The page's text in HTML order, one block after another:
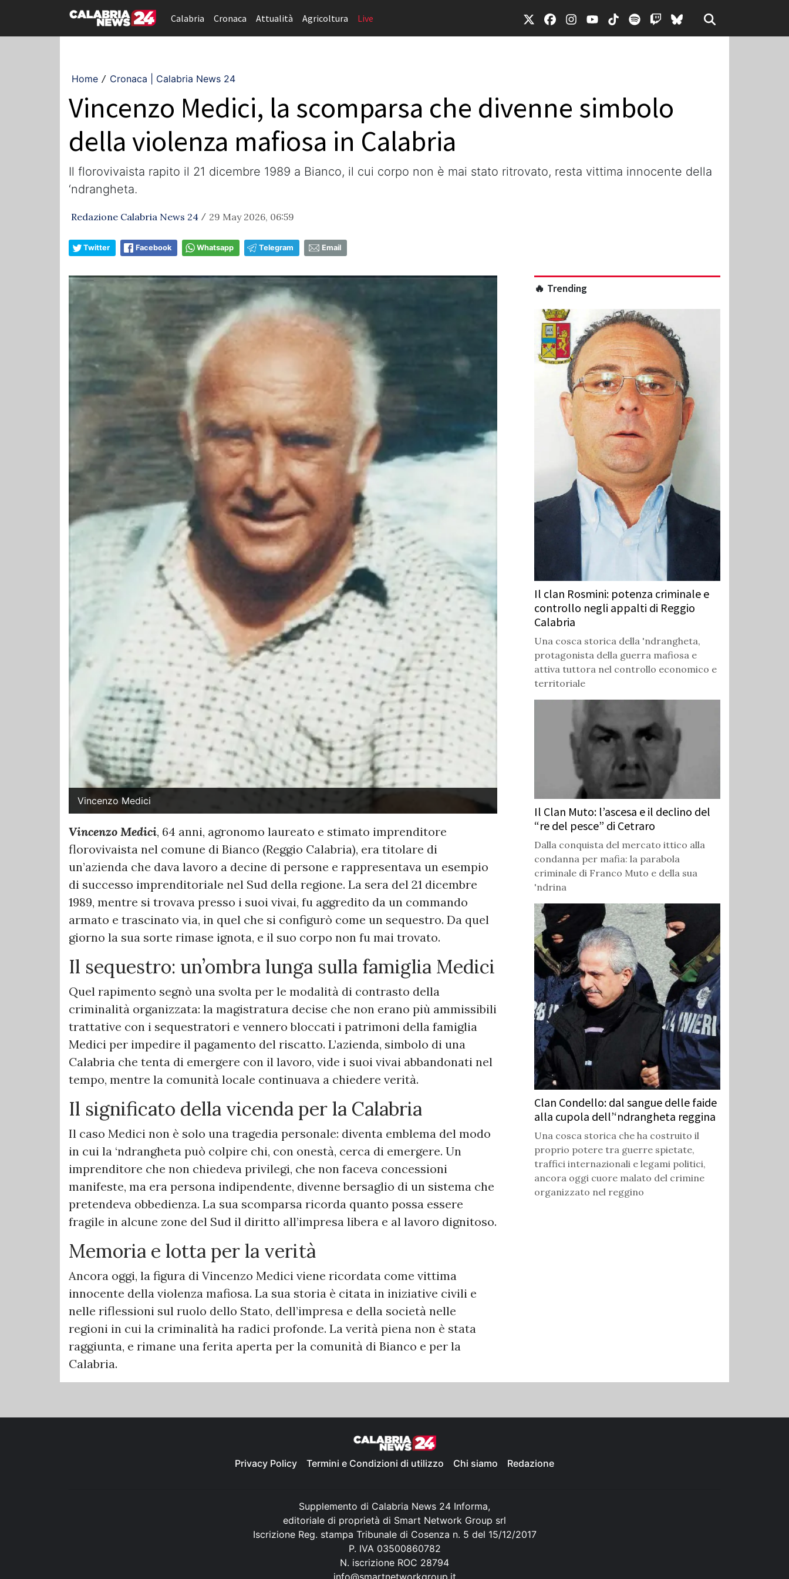
Calabria Cronaca Attualità Agricoltura Live
Home / Cronaca | Calabria News 24
Vincenzo Medici, la scomparsa che divenne simbolo
della violenza mafiosa in Calabria
Il florovivaista rapito il 21 dicembre 1989 a Bianco, il cui corpo non è mai stato ritrovato, resta vittima innocente della
‘ndrangheta.
Redazione Calabria News 24 / 29 May 2026, 06:59
Twitter Facebook Whatsapp Telegram Email
Vincenzo Medici
Vincenzo Medici, 64 anni, agronomo laureato e stimato imprenditore
florovivaista nel comune di Bianco (Reggio Calabria), era titolare di
un’azienda che dava lavoro a decine di persone e rappresentava un esempio
di successo imprenditoriale nel Sud della regione. La sera del 21 dicembre
1989, mentre si trovava presso i suoi vivai, fu aggredito da un commando
armato e trascinato via, in quel che si configurò come un sequestro. Da quel
giorno la sua sorte rimase ignota, e il suo corpo non fu mai trovato.
Il sequestro: un’ombra lunga sulla famiglia Medici
Quel rapimento segnò una svolta per le modalità di contrasto della
criminalità organizzata: la magistratura decise che non erano più ammissibili
trattative con i sequestratori e vennero bloccati i patrimoni della famiglia
Medici per impedire il pagamento del riscatto. L’azienda, simbolo di una
Calabria che tenta di emergere con il lavoro, vide i suoi vivai abbandonati nel
tempo, mentre la comunità locale continuava a chiedere verità.
Il significato della vicenda per la Calabria
Il caso Medici non è solo una tragedia personale: diventa emblema del modo
in cui la ‘ndrangheta può colpire chi, con onestà, cerca di emergere. Un
imprenditore che non chiedeva privilegi, che non faceva concessioni
manifeste, ma era persona indipendente, divenne bersaglio di un sistema che
pretendeva obbedienza. La sua scomparsa ricorda quanto possa essere
fragile in alcune zone del Sud il diritto all’impresa libera e al lavoro dignitoso.
Memoria e lotta per la verità
Ancora oggi, la figura di Vincenzo Medici viene ricordata come vittima
innocente della violenza mafiosa. La sua storia è citata in iniziative civili e
nelle riflessioni sul ruolo dello Stato, dell’impresa e della società nelle
regioni in cui la criminalità ha radici profonde. La verità piena non è stata
raggiunta, e rimane una ferita aperta per la comunità di Bianco e per la
Calabria.
🔥 Trending
Il clan Rosmini: potenza criminale e
controllo negli appalti di Reggio
Calabria
Una cosca storica della 'ndrangheta,
protagonista della guerra mafiosa e
attiva tuttora nel controllo economico e
territoriale
Il Clan Muto: l’ascesa e il declino del
“re del pesce” di Cetraro
Dalla conquista del mercato ittico alla
condanna per mafia: la parabola
criminale di Franco Muto e della sua
'ndrina
Clan Condello: dal sangue delle faide
alla cupola dell’‘ndrangheta reggina
Una cosca storica che ha costruito il
proprio potere tra guerre spietate,
traffici internazionali e legami politici,
ancora oggi cuore malato del crimine
organizzato nel reggino
Privacy Policy Termini e Condizioni di utilizzo Chi siamo Redazione
Supplemento di Calabria News 24 Informa,
editoriale di proprietà di Smart Network Group srl
Iscrizione Reg. stampa Tribunale di Cosenza n. 5 del 15/12/2017
P. IVA 03500860782
N. iscrizione ROC 28794